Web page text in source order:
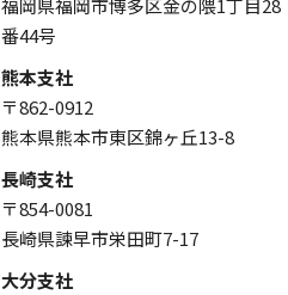
福岡県福岡市博多区金の隈1丁目28
番44号
熊本支社
〒862-0912
熊本県熊本市東区錦ヶ丘13-8
長崎支社
〒854-0081
長崎県諫早市栄田町7-17
大分支社